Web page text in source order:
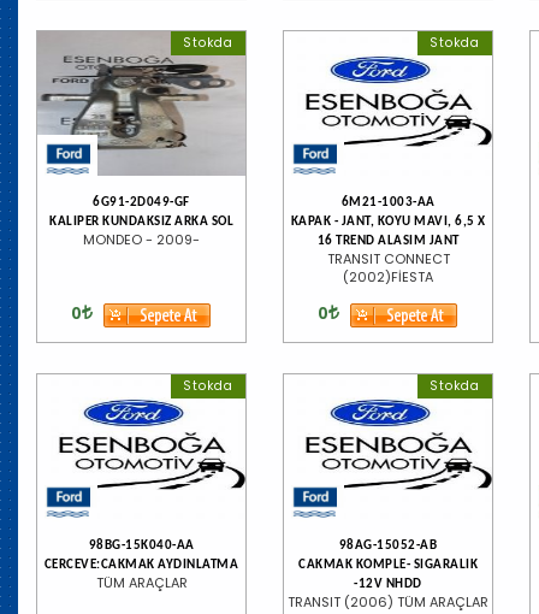
Stokda
6G91-2D049-GF
KALIPER KUNDAKSIZ ARKA SOL
MONDEO - 2009-
0
Stokda
6M21-1003-AA
KAPAK - JANT, KOYU MAVI, 6,5 X
16 TREND ALASIM JANT
TRANSIT CONNECT
(2002)FİESTA
0
Stokda
98BG-15K040-AA
CERCEVE:CAKMAK AYDINLATMA
TÜM ARAÇLAR
Stokda
98AG-15052-AB
CAKMAK KOMPLE- SIGARALIK
-12V NHDD
TRANSIT (2006) TÜM ARAÇLAR